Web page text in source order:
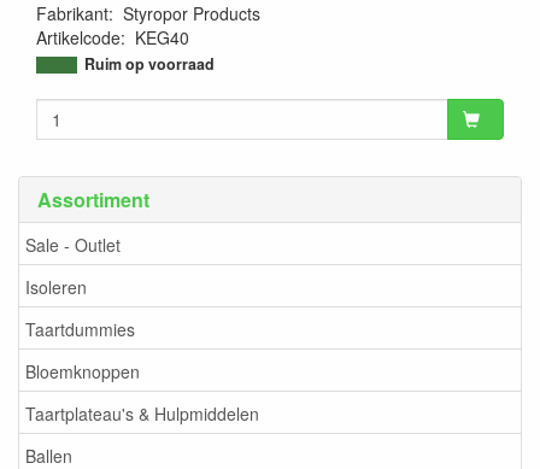
Assortiment
Sale - Outlet
Isoleren
Taartdummies
Bloemknoppen
Taartplateau's & Hulpmiddelen
Ballen
Fabrikant: Styropor Products
Artikelcode: KEG40
9509367267381
Ruim op voorraad